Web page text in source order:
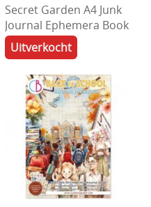
Secret Garden A4 Junk
Journal Ephemera Book
Uitverkocht